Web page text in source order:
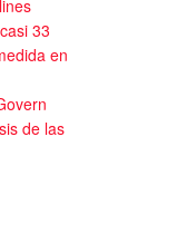
33
en
de las